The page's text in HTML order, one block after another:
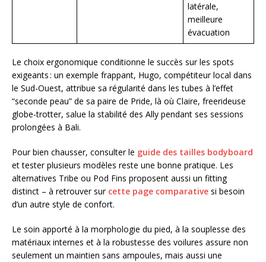
latérale,
meilleure
évacuation
Le choix ergonomique conditionne le succès sur les spots
exigeants : un exemple frappant, Hugo, compétiteur local dans
le Sud-Ouest, attribue sa régularité dans les tubes à l’effet
“seconde peau” de sa paire de Pride, là où Claire, freerideuse
globe-trotter, salue la stabilité des Ally pendant ses sessions
prolongées à Bali.
Pour bien chausser, consulter le guide des tailles bodyboard
et tester plusieurs modèles reste une bonne pratique. Les
alternatives Tribe ou Pod Fins proposent aussi un fitting
distinct – à retrouver sur cette page comparative si besoin
d’un autre style de confort.
Le soin apporté à la morphologie du pied, à la souplesse des
matériaux internes et à la robustesse des voilures assure non
seulement un maintien sans ampoules, mais aussi une